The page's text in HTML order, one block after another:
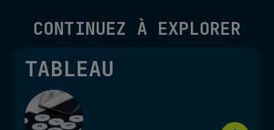
CONTINUEZ À EXPLORER
TABLEAU